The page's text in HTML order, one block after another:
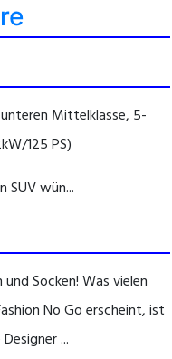
Mittelklasse, 5-
125 PS)
SUV wün...
und Socken! Was vielen
No Go erscheint, ist
...